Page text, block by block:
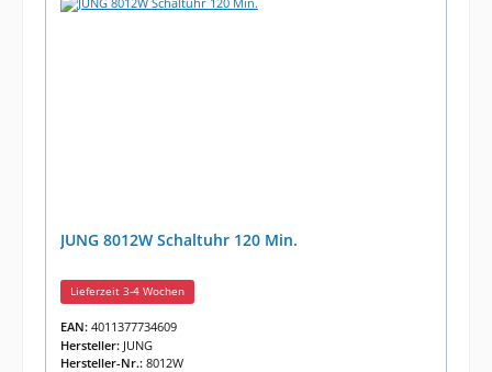
JUNG 8012W Schaltuhr 120 Min.
Lieferzeit 3-4 Wochen
EAN: 4011377734609
Hersteller: JUNG
Hersteller-Nr.: 8012W